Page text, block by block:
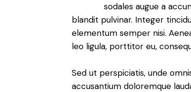
sodales augue a
blandit pulvinar. Integer
elementum semper nisi.
leo ligula, porttitor eu,
Sed ut perspiciatis, unde
accusantium doloremque